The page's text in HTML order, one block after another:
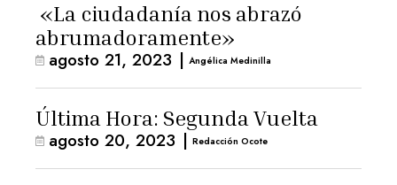
«La ciudadanía nos abrazó
abrumadoramente»
agosto 21, 2023 | Angélica Medinilla
Última Hora: Segunda Vuelta
agosto 20, 2023 | Redacción Ocote